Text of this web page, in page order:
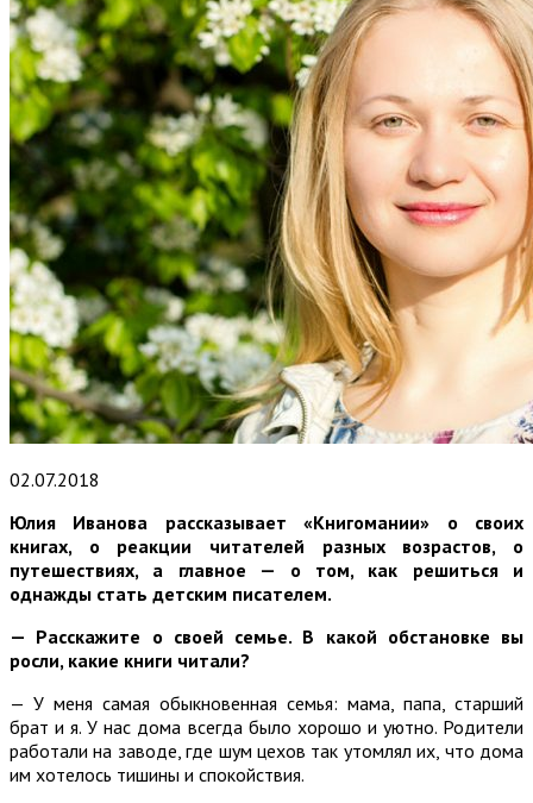
02.07.2018
Юлия Иванова рассказывает «Книгомании» о своих
книгах, о реакции читателей разных возрастов, о
путешествиях, а главное — о том, как решиться и
однажды стать детским писателем.
— Расскажите о своей семье. В какой обстановке вы
росли, какие книги читали?
— У меня самая обыкновенная семья: мама, папа, старший
брат и я. У нас дома всегда было хорошо и уютно. Родители
работали на заводе, где шум цехов так утомлял их, что дома
им хотелось тишины и спокойствия.